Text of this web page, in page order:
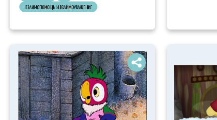
ВЗАИМОПОМОЩЬ И ВЗАИМОУВАЖЕНИЕ